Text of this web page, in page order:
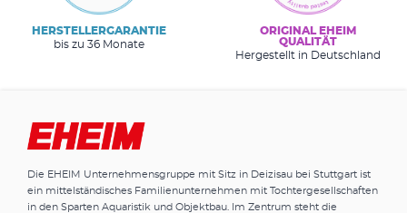
HERSTELLERGARANTIE
bis zu 36 Monate
ORIGINAL EHEIM
QUALITÄT
Hergestellt in Deutschland
Die EHEIM Unternehmensgruppe mit Sitz in Deizisau bei Stuttgart ist
ein mittelständisches Familienunternehmen mit Tochtergesellschaften
in den Sparten Aquaristik und Objektbau. Im Zentrum steht die